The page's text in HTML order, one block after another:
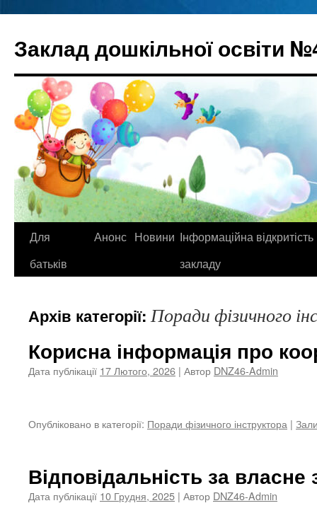
вмісту
Заклад дошкільної освіти
Для
батьків
Анонс Новини Інформаційна відкритість
закладу
Архів категорії: Поради фізичного
Корисна інформація про
Дата публікації 17 Лютого, 2026 | Автор DNZ46-Admin
Опубліковано в категорії: Поради фізичного інструктора |
Відповідальність за власне
Дата публікації 10 Грудня, 2025 | Автор DNZ46-Admin